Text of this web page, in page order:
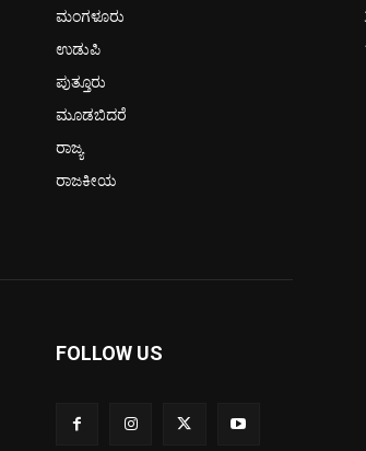
ಮಂಗಳೂರು
ಉಡುಪಿ
ಪುತ್ತೂರು
ಮೂಡಬಿದರೆ
ರಾಜ್ಯ
ರಾಜಕೀಯ
FOLLOW US